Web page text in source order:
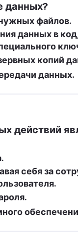
данных?
файлов.
данных в
копий
данных.
действий
себя за